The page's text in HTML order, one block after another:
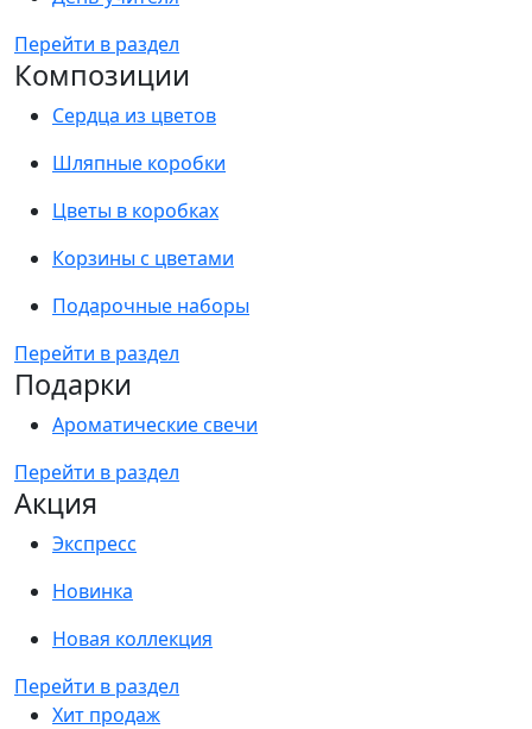
Перейти в раздел
Композиции
Сердца из цветов
Шляпные коробки
Цветы в коробках
Корзины с цветами
Подарочные наборы
Перейти в раздел
Подарки
Ароматические свечи
Перейти в раздел
Акция
Экспресс
Новинка
Новая коллекция
Перейти в раздел
Хит продаж